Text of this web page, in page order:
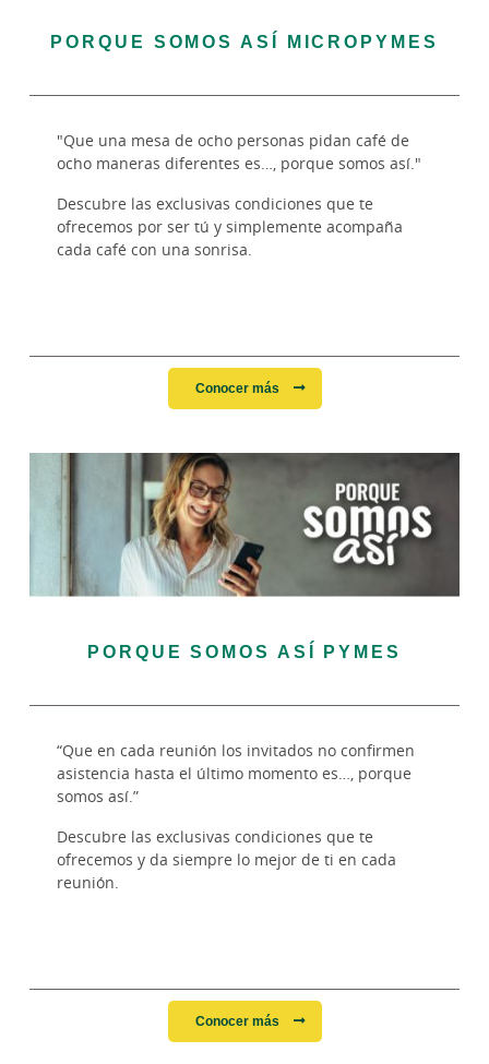
PORQUE SOMOS ASÍ MICROPYMES
"Que una mesa de ocho personas pidan café de
ocho maneras diferentes es…, porque somos así."
Descubre las exclusivas condiciones que te
ofrecemos por ser tú y simplemente acompaña
cada café con una sonrisa.
Conocer más
PORQUE SOMOS ASÍ PYMES
“Que en cada reunión los invitados no confirmen
asistencia hasta el último momento es…, porque
somos así.”
Descubre las exclusivas condiciones que te
ofrecemos y da siempre lo mejor de ti en cada
reunión.
Conocer más